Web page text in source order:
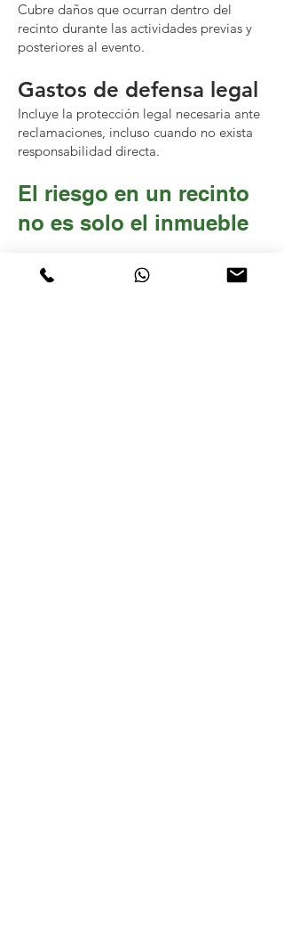
Cubre daños que ocurran dentro del
recinto durante las actividades previas y
posteriores al evento.
Gastos de defensa legal
Incluye la protección legal necesaria ante
reclamaciones, incluso cuando no exista
responsabilidad directa.
El riesgo en un recinto
no es solo el inmueble
Un recinto no solo implica un espacio
físico, sino la interacción constante de